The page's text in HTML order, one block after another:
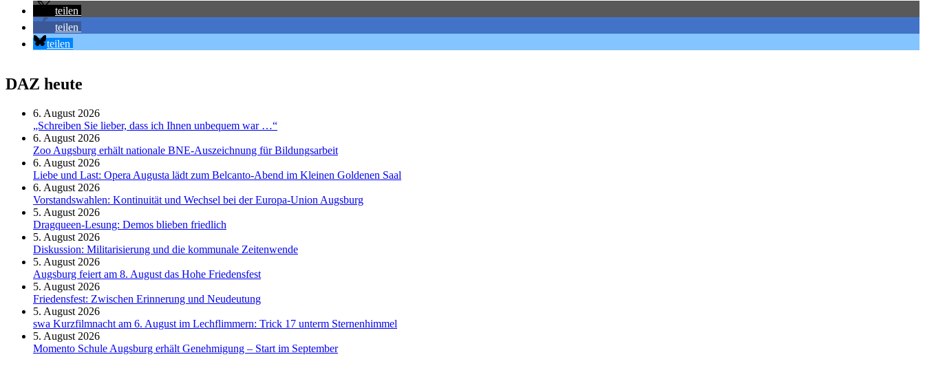
teilen
teilen
teilen
DAZ heute
6. August 2026
„Schreiben Sie lieber, dass ich Ihnen unbequem war …“
6. August 2026
Zoo Augsburg erhält nationale BNE-Auszeichnung für Bildungsarbeit
6. August 2026
Liebe und Last: Opera Augusta lädt zum Belcanto-Abend im Kleinen Goldenen Saal
6. August 2026
Vorstandswahlen: Kontinuität und Wechsel bei der Europa-Union Augsburg
5. August 2026
Dragqueen-Lesung: Demos blieben friedlich
5. August 2026
Diskussion: Mi­li­ta­ri­sie­rung und die kommunale Zeitenwende
5. August 2026
Augsburg feiert am 8. August das Hohe Friedensfest
5. August 2026
Friedensfest: Zwischen Erinnerung und Neudeutung
5. August 2026
swa Kurz­film­nacht am 6. August im Lech­flim­mern: Trick 17 unterm Sternen­himmel
5. August 2026
Momento Schule Augsburg erhält Genehmigung – Start im September